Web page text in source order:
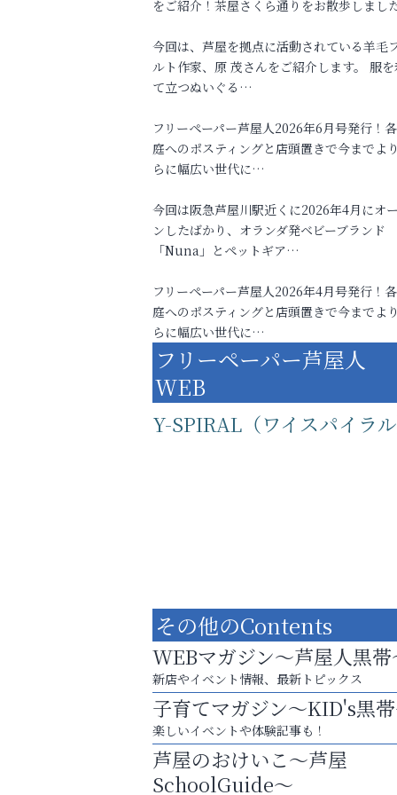
をご紹介！茶屋さくら通りをお散歩しまし
今回は、芦屋を拠点に活動されている羊毛
ルト作家、原 茂さんをご紹介します。 服を
て立つぬいぐる…
フリーペーパー芦屋人2026年6月号発行！
庭へのポスティングと店頭置きで今までよ
らに幅広い世代に…
今回は阪急芦屋川駅近くに2026年4月にオ
ンしたばかり、オランダ発ベビーブランド
「Nuna」とペットギア…
フリーペーパー芦屋人2026年4月号発行！
庭へのポスティングと店頭置きで今までよ
らに幅広い世代に…
フリーペーパー芦屋人
WEB
Y-SPIRAL（ワイスパイラル
運動不足「動かない」を解消しませんか？
いわみ眼科
その他のContents
WEBマガジン～芦屋人黒帯
新店やイベント情報、最新トピックス
子育てマガジン～KID's黒
楽しいイベントや体験記事も！
芦屋のおけいこ～芦屋
SchoolGuide～